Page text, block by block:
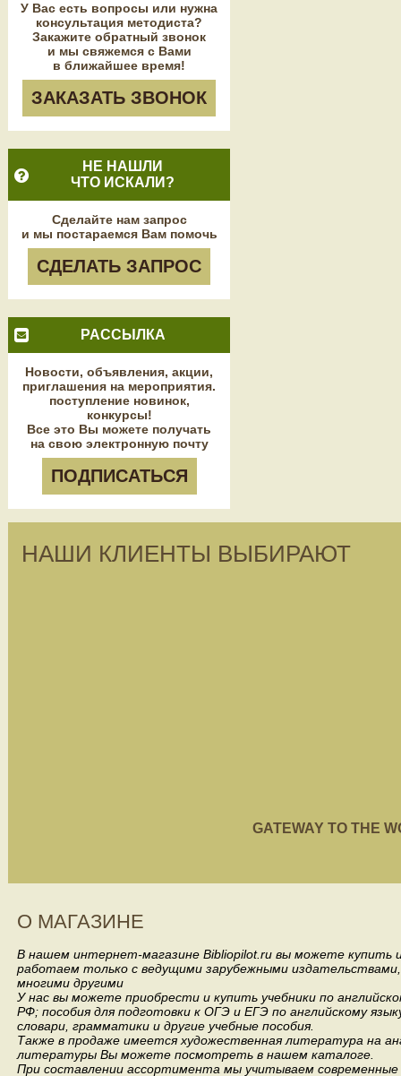
У Вас есть вопросы или нужна
консультация методиста?
Закажите обратный звонок
и мы свяжемся с Вами
в ближайшее время!
ЗАКАЗАТЬ ЗВОНОК
НЕ НАШЛИ
ЧТО ИСКАЛИ?
Сделайте нам запрос
и мы постараемся Вам помочь
СДЕЛАТЬ ЗАПРОС
РАССЫЛКА
Новости, объявления, акции,
приглашения на мероприятия.
поступление новинок,
конкурсы!
Все это Вы можете получать
на свою электронную почту
ПОДПИСАТЬСЯ
НАШИ КЛИЕНТЫ ВЫБИРАЮТ
GATEWAY TO THE
О МАГАЗИНЕ
В нашем интернет-магазине Bibliopilot.ru вы можете купить
работаем только с ведущими зарубежными издательствами,
многими другими
У нас вы можете приобрести и купить учебники по
РФ; пособия для подготовки к ОГЭ и ЕГЭ по английскому
словари, грамматики и другие учебные пособия.
Также в продаже имеется художественная литература на
литературы Вы можете посмотреть в нашем каталоге.
При составлении ассортимента мы учитываем